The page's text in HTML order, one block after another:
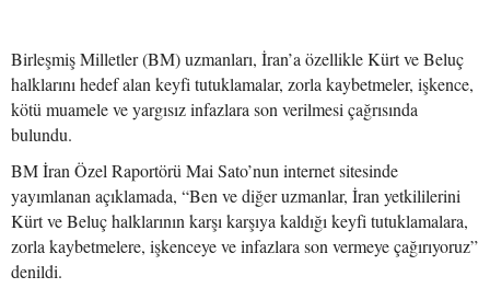
Birleşmiş Milletler (BM) uzmanları, İran’a özellikle Kürt ve Beluç
halklarını hedef alan keyfi tutuklamalar, zorla kaybetmeler, işkence,
kötü muamele ve yargısız infazlara son verilmesi çağrısında
bulundu.
BM İran Özel Raportörü Mai Sato’nun internet sitesinde
yayımlanan açıklamada, “Ben ve diğer uzmanlar, İran yetkililerini
Kürt ve Beluç halklarının karşı karşıya kaldığı keyfi tutuklamalara,
zorla kaybetmelere, işkenceye ve infazlara son vermeye çağırıyoruz”
denildi.